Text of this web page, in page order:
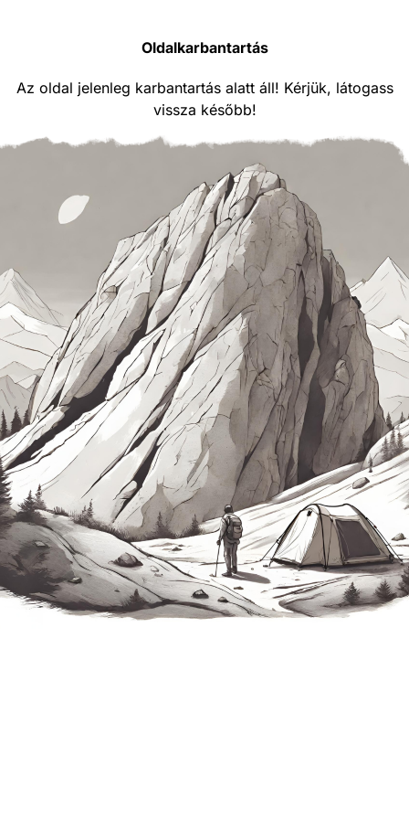
Oldalkarbantartás
Az oldal jelenleg karbantartás alatt áll! Kérjük, látogass
vissza később!